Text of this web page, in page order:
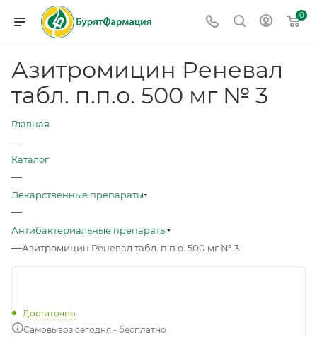
0
Азитромицин Реневал
табл. п.п.о. 500 мг № 3
Главная
—
Каталог
—
Лекарственные препараты
—
Антибактериальные препараты
—Азитромицин Реневал табл. п.п.о. 500 мг № 3
Достаточно
Самовывоз сегодня - бесплатно